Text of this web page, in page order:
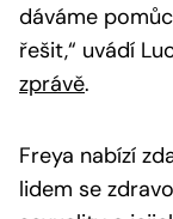
dáváme
řešit,“ uvádí
zprávě.
Freya nabízí
lidem se